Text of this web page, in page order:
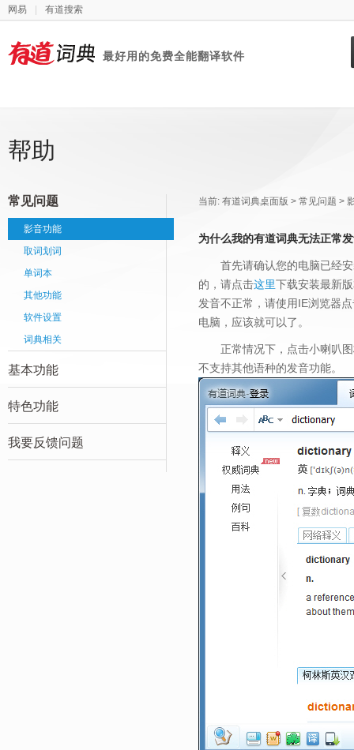
网易 有道搜索
最好用的免费全能翻译软件
帮助
常见问题
影音功能
取词划词
单词本
其他功能
软件设置
词典相关
基本功能
特色功能
我要反馈问题
当前: 有道词典桌面版 > 常见问题 >
为什么我的有道词典无法正常
首先请确认您的电脑已经
的，请点击这里下载安装最新
发音不正常，请使用IE浏览器
电脑，应该就可以了。
正常情况下，点击小喇叭
不支持其他语种的发音功能。